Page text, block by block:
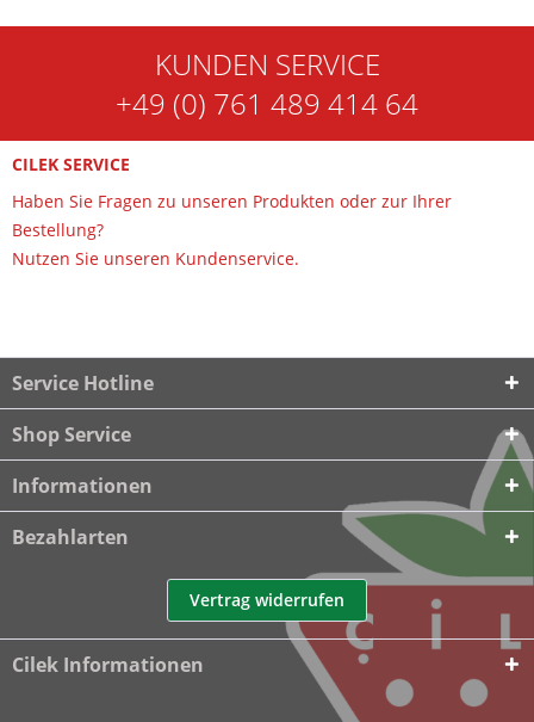
KUNDEN SERVICE
+49 (0) 761 489 414 64
CILEK SERVICE
Haben Sie Fragen zu unseren Produkten oder zur Ihrer
Bestellung?
Nutzen Sie unseren Kundenservice.
Service Hotline
Shop Service
Informationen
Bezahlarten
Vertrag widerrufen
Cilek Informationen